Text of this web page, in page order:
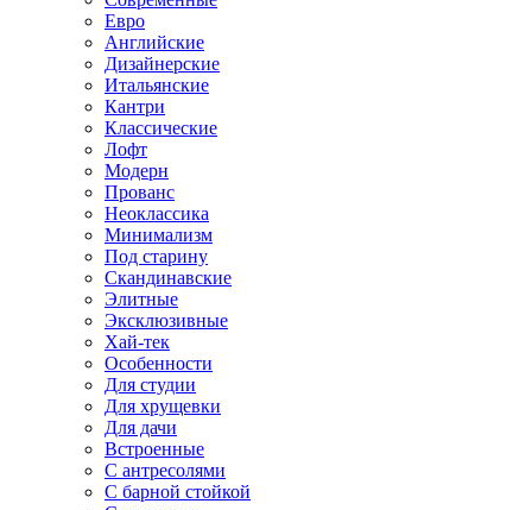
Евро
Английские
Дизайнерские
Итальянские
Кантри
Классические
Лофт
Модерн
Прованс
Неоклассика
Минимализм
Под старину
Скандинавские
Элитные
Эксклюзивные
Хай-тек
Особенности
Для студии
Для хрущевки
Для дачи
Встроенные
С антресолями
С барной стойкой